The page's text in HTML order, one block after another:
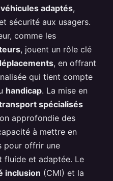
véhicules adaptés,
sécurité aux usagers.
comme les
, jouent un rôle clé
, en offrant
qui tient compte
handicap. La mise en
spécialisés
approfondie des
à mettre en
pour offrir une
fluide et adaptée. Le
inclusion (CMI) et la